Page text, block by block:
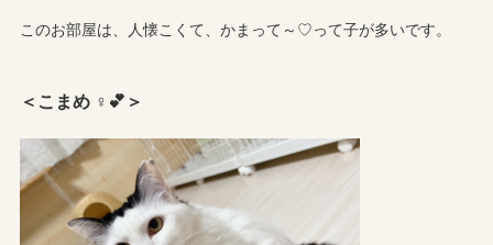
このお部屋は、人懐こくて、かまって～♡って子が多いです。
＜こまめ ♀💕＞